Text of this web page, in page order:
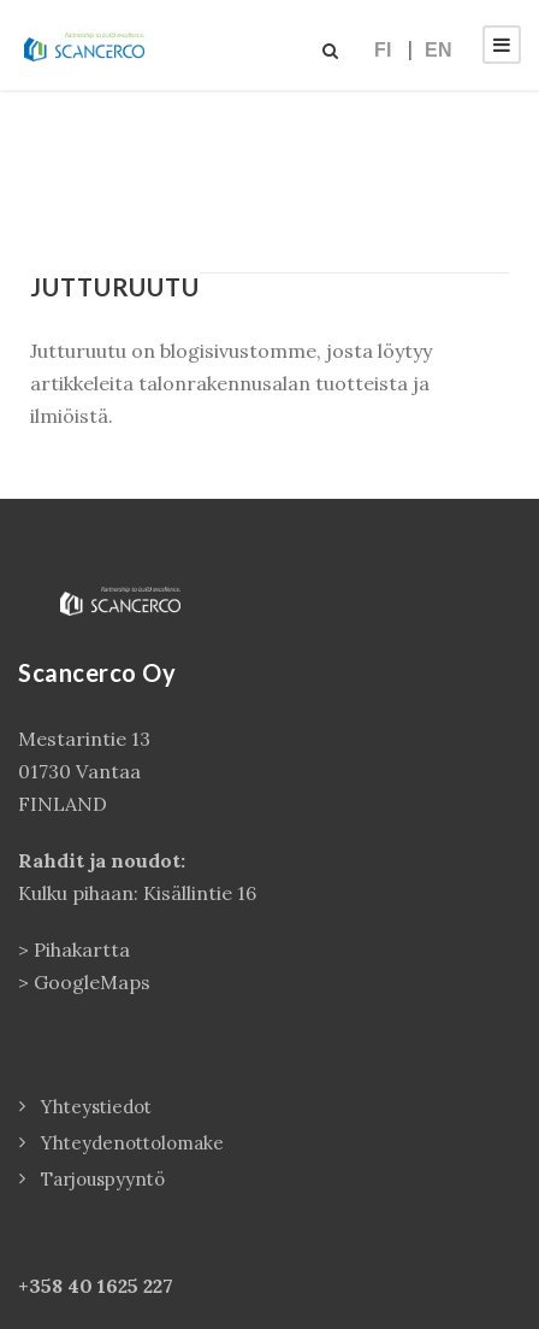
FI EN
JUTTURUUTU
Jutturuutu on blogisivustomme, josta löytyy
artikkeleita talonrakennusalan tuotteista ja
ilmiöistä.
Scancerco Oy
Mestarintie 13
01730 Vantaa
FINLAND
Rahdit ja noudot:
Kulku pihaan: Kisällintie 16
> Pihakartta
> GoogleMaps
Yhteystiedot
Yhteydenottolomake
Tarjouspyyntö
+358 40 1625 227